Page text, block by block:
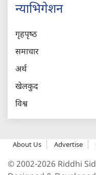
न्याभिगेशन
गृहपृष्‍ठ
समाचार
अर्थ
खेलकुद
विश्व
About Us Advertise
© 2002-2026 Riddhi